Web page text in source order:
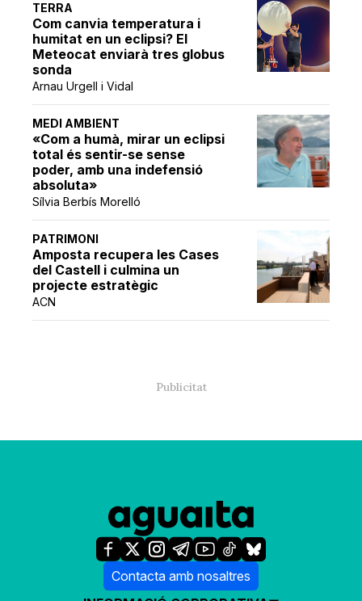
TERRA
Com canvia temperatura i
humitat en un eclipsi? El
Meteocat enviarà tres globus
sonda
Arnau Urgell i Vidal
MEDI AMBIENT
«Com a humà, mirar un eclipsi
total és sentir-se sense
poder, amb una indefensió
absoluta»
Sílvia Berbís Morelló
PATRIMONI
Amposta recupera les Cases
del Castell i culmina un
projecte estratègic
ACN
Contacta amb nosaltres